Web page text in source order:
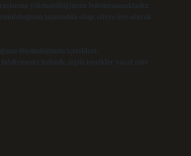
yükümlülüğümüz bulunmamaktadır.
taşımakta olup, siteye üye olarak
düşündüğünüz içerikleri,
bildirmeniz halinde, ilgili içerikler yasal süre